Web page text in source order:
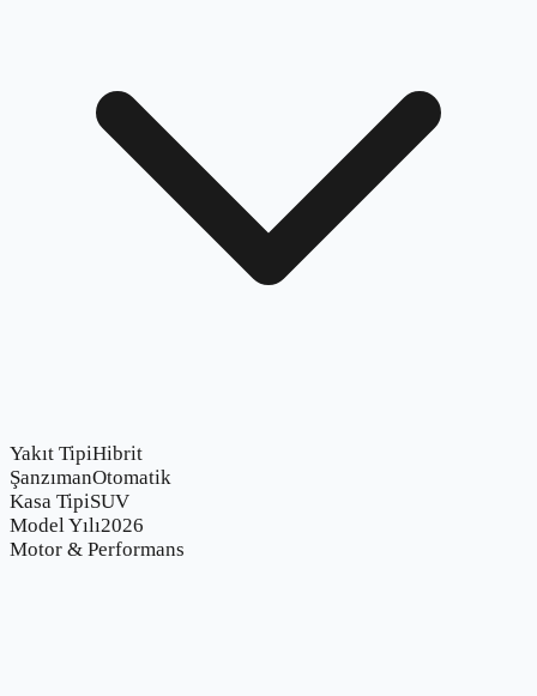
Yakıt TipiHibrit
ŞanzımanOtomatik
Kasa TipiSUV
Model Yılı2026
Motor & Performans